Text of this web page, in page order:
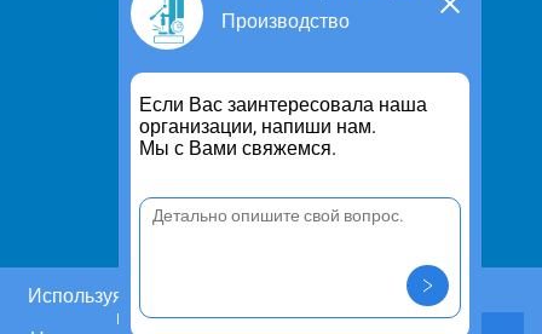
Производство
Если Вас заинтересовала наша
организации, напиши нам.
Мы с Вами свяжемся.
Используя этот сайт, Вы даете согласие на
использование cookies.
Найти услугу
Предложить свою услугу
Дропшиппинг
Транспортные услуги
Информация
Политика конфиденциальности
Контакты